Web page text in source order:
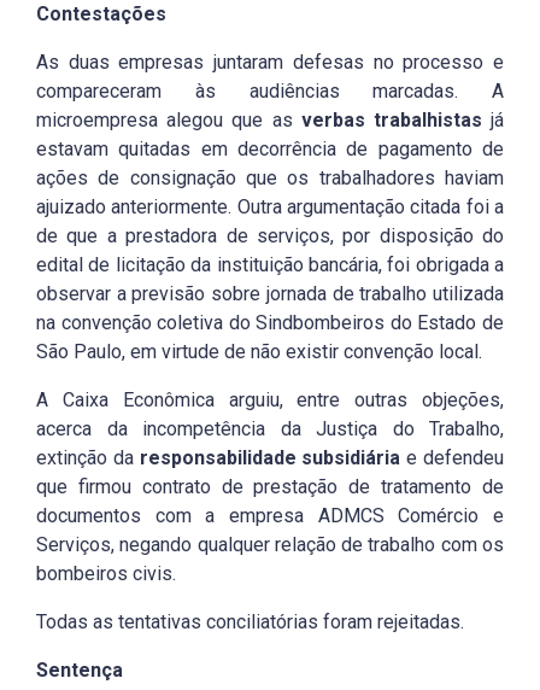
Contestações
As duas empresas juntaram defesas no processo e
compareceram às audiências marcadas. A
microempresa alegou que as verbas trabalhistas já
estavam quitadas em decorrência de pagamento de
ações de consignação que os trabalhadores haviam
ajuizado anteriormente. Outra argumentação citada foi a
de que a prestadora de serviços, por disposição do
edital de licitação da instituição bancária, foi obrigada a
observar a previsão sobre jornada de trabalho utilizada
na convenção coletiva do Sindbombeiros do Estado de
São Paulo, em virtude de não existir convenção local.
A Caixa Econômica arguiu, entre outras objeções,
acerca da incompetência da Justiça do Trabalho,
extinção da responsabilidade subsidiária e defendeu
que firmou contrato de prestação de tratamento de
documentos com a empresa ADMCS Comércio e
Serviços, negando qualquer relação de trabalho com os
bombeiros civis.
Todas as tentativas conciliatórias foram rejeitadas.
Sentença